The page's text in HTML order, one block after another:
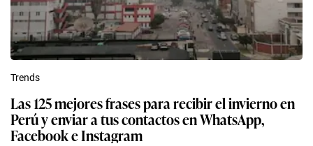
Trends
Las 125 mejores frases para recibir el invierno en
Perú y enviar a tus contactos en WhatsApp,
Facebook e Instagram